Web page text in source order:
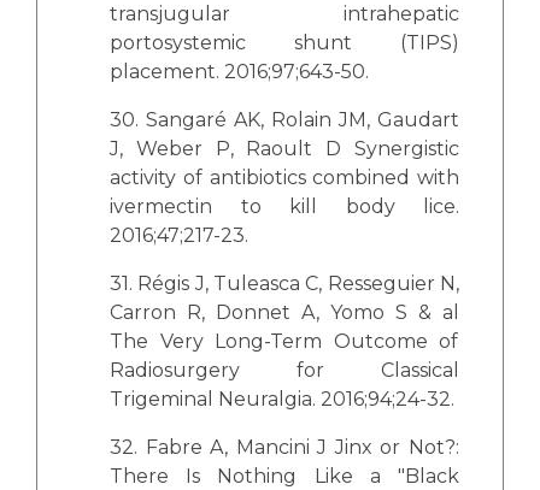
transjugular intrahepatic
portosystemic shunt (TIPS)
placement. 2016;97;643-50.
30. Sangaré AK, Rolain JM, Gaudart
J, Weber P, Raoult D Synergistic
activity of antibiotics combined with
ivermectin to kill body lice.
2016;47;217-23.
31. Régis J, Tuleasca C, Resseguier N,
Carron R, Donnet A, Yomo S & al
The Very Long-Term Outcome of
Radiosurgery for Classical
Trigeminal Neuralgia. 2016;94;24-32.
32. Fabre A, Mancini J Jinx or Not?:
There Is Nothing Like a "Black